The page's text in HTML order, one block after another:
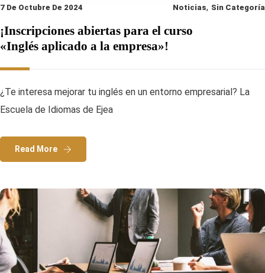
7 De Octubre De 2024 Noticias, Sin Categoría
¡Inscripciones abiertas para el curso
«Inglés aplicado a la empresa»!
¿Te interesa mejorar tu inglés en un entorno empresarial? La
Escuela de Idiomas de Ejea
Read More